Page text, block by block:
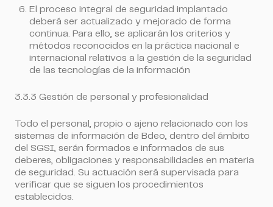
El proceso integral de seguridad implantado
deberá ser actualizado y mejorado de forma
continua. Para ello, se aplicarán los criterios y
métodos reconocidos en la práctica nacional e
internacional relativos a la gestión de la seguridad
de las tecnologías de la información
3.3.3 Gestión de personal y profesionalidad
Todo el personal, propio o ajeno relacionado con los
sistemas de información de Bdeo, dentro del ámbito
del SGSI, serán formados e informados de sus
deberes, obligaciones y responsabilidades en materia
de seguridad. Su actuación será supervisada para
verificar que se siguen los procedimientos
establecidos.